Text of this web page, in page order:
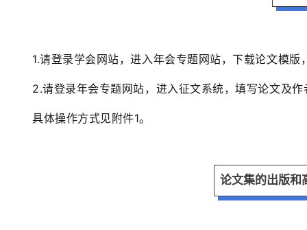
1.请登录学会网站，进入年会专题网站，下载论文模
2.请登录年会专题网站，进入征文系统，填写论文及
具体操作方式见附件1。
论文集的出版和